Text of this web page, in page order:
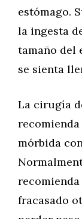
estómago.
la ingesta
tamaño del
se sienta
La cirugía
recomienda
mórbida
recomienda
fracasado